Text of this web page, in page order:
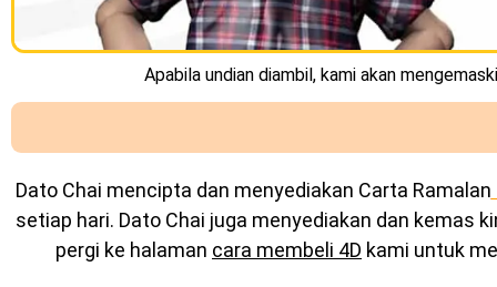
Apabila undian diambil, kami akan
Dato Chai mencipta dan menyediakan Carta Ramalan
setiap hari. Dato Chai juga menyediakan dan kemas
pergi ke halaman cara membeli 4D kami untuk